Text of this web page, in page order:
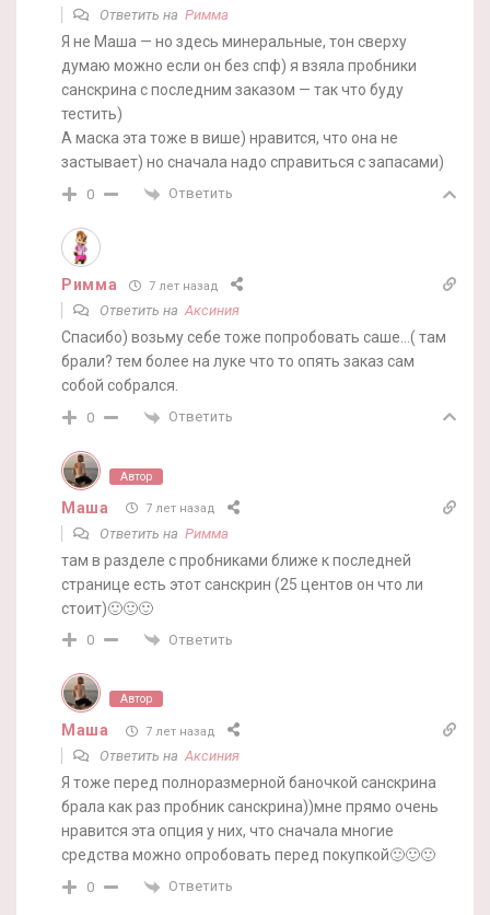
Ответить на Римма
Я не Маша — но здесь минеральные, тон сверху
думаю можно если он без спф) я взяла пробники
санскрина с последним заказом — так что буду
тестить)
А маска эта тоже в више) нравится, что она не
застывает) но сначала надо справиться с запасами)
0 Ответить
Римма 7 лет назад
Ответить наАксиния
Спасибо) возьму себе тоже попробовать саше…( там
брали? тем более на луке что то опять заказ сам
собой собрался.
0 Ответить
Автор
Маша 7 лет назад
Ответить на Римма
там в разделе с пробниками ближе к последней
странице есть этот санскрин (25 центов он что ли
стоит)🙂🙂🙂
0 Ответить
Автор
Маша 7 лет назад
Ответить наАксиния
Я тоже перед полноразмерной баночкой санскрина
брала как раз пробник санскрина))мне прямо очень
нравится эта опция у них, что сначала многие
средства можно опробовать перед покупкой🙂🙂🙂
0 Ответить